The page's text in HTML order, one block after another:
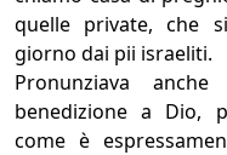
quelle private, che
giorno dai pii israeliti.
Pronunziava
benedizione a Dio,
come è